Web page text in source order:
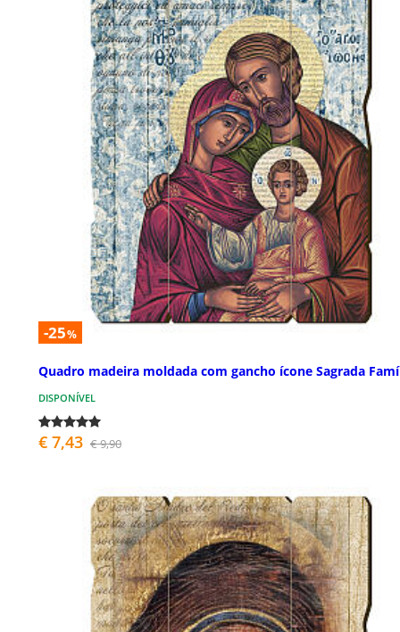
-25%
Quadro madeira moldada com gancho ícone Sagrada
DISPONÍVEL
€ 7,43 € 9,90